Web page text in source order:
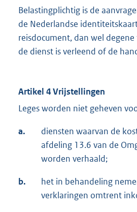
Belastingplichtig is de
de Nederlandse
reisdocument, dan wel
de dienst is verleend of de
Artikel 4 Vrijstellingen
Leges worden niet geheven
a.
diensten waarvan de
afdeling 13.6 van de
worden verhaald;
b.
het in behandeling
verklaringen omtrent